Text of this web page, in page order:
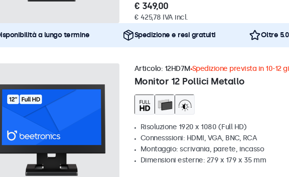
€ 349,00
€ 425,78 IVA incl.
a lungo termine Spedizione e resi gratuiti Oltre
Monitor 12 Pollici Metallo
Articolo: 12HD7M Spedizione prevista in 10-12
Risoluzione 1920 x 1080 (Full HD)
Connesssioni: HDMI, VGA, BNC, RCA
Montaggio: scrivania, parete, incasso
Dimensioni esterne: 279 x 179 x 35 mm